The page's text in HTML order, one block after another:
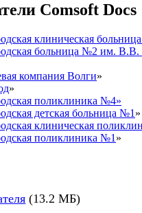
Comsoft Docs
клиническая
больница №2 им.
компания Волги»
»
поликлиника №4»
детская больница №1 »
клиническая
поликлиника №1 »
(13.2 МБ)